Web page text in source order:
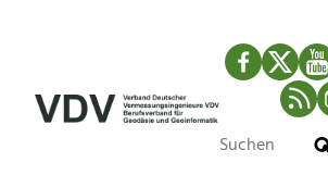
Facebook
Suche